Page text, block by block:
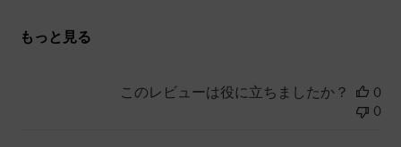
もっと見る
このレビューは役に立ちましたか？
0
0